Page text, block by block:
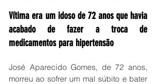
Vítima era um idoso de 72 anos que havia
acabado de fazer a troca de
medicamentos para hipertensão
José Aparecido Gomes, de 72 anos,
morreu ao sofrer um mal súbito e bater